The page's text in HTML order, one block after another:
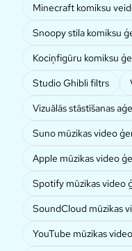
Minecraft komiksu
Snoopy stila komiksu
Kociņfigūru komiksu
Studio Ghibli filtrs
Vizuālās stāstīšanas
Suno mūzikas video
Apple mūzikas video
Spotify mūzikas video
SoundCloud mūzikas
YouTube mūzikas